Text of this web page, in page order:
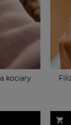
kociary